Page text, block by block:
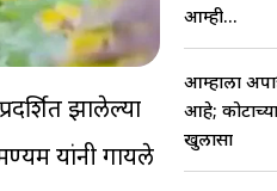
झालेल्या
यांनी गायले
आम्ही...
आम्हाला
आहे;
खुलासा